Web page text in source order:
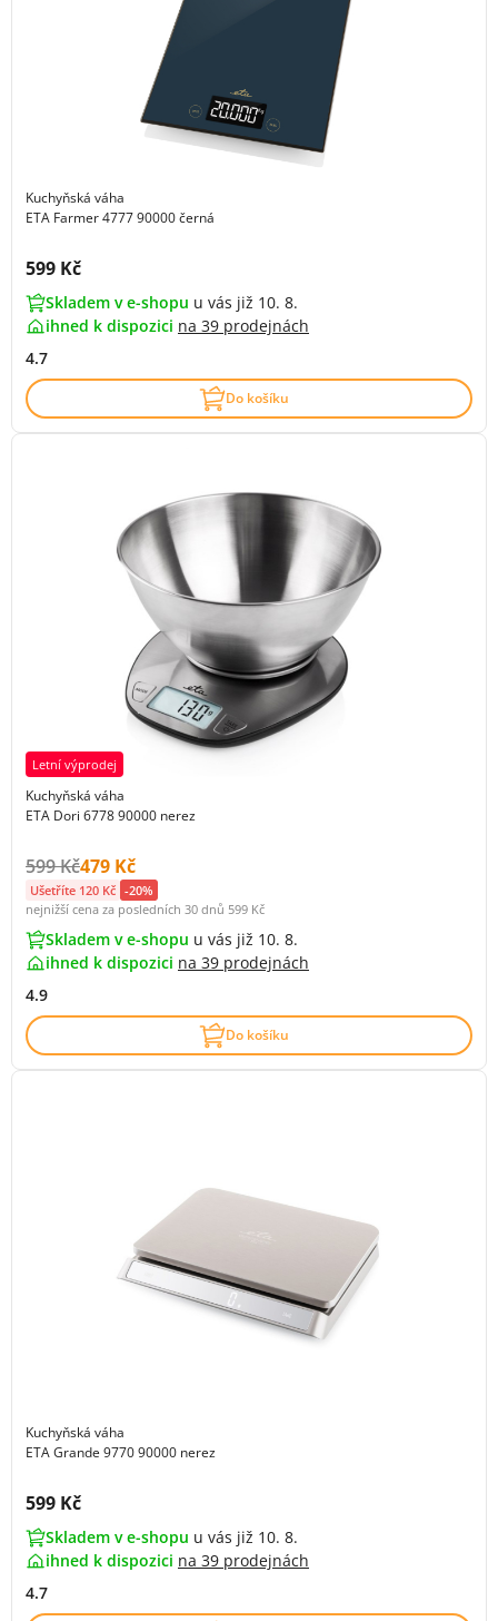
Kuchyňská váha
ETA Farmer 4777 90000 černá
Cena s DPH:
599 Kč
Skladem v e-shopu u vás již 10. 8.
ihned k dispozici na 39 prodejnách
4.7
Do košíku
Letní výprodej
Kuchyňská váha
ETA Dori 6778 90000 nerez
Původní cena s DPH:
599 KčCena s DPH:
479 Kč
Ušetříte 120 Kč -20%
nejnižší cena za posledních 30 dnů 599 Kč
Skladem v e-shopu u vás již 10. 8.
ihned k dispozici na 39 prodejnách
4.9
Do košíku
Kuchyňská váha
ETA Grande 9770 90000 nerez
Cena s DPH:
599 Kč
Skladem v e-shopu u vás již 10. 8.
ihned k dispozici na 39 prodejnách
4.7